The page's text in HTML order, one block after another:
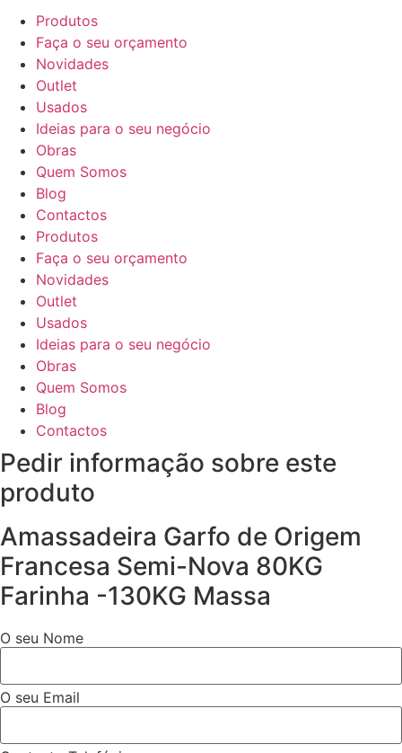
Produtos
Faça o seu orçamento
Novidades
Outlet
Usados
Ideias para o seu negócio
Obras
Quem Somos
Blog
Contactos
Produtos
Faça o seu orçamento
Novidades
Outlet
Usados
Ideias para o seu negócio
Obras
Quem Somos
Blog
Contactos
Pedir informação sobre este
produto
Amassadeira Garfo de Origem
Francesa Semi-Nova 80KG
Farinha -130KG Massa
O seu Nome
O seu Email